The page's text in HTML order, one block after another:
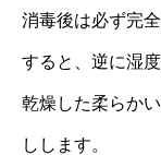
消毒後は必ず完
すると、逆に湿
乾燥した柔らか
しします。